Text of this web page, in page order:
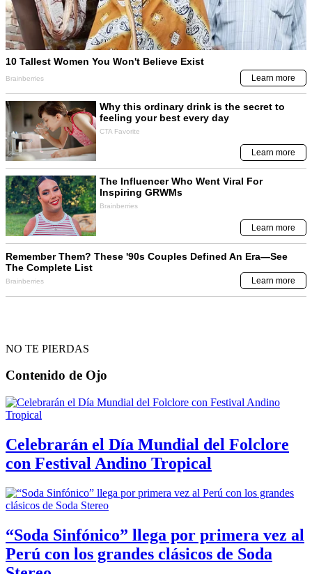
NO TE PIERDAS
Contenido de Ojo
Celebrarán el Día Mundial del Folclore
con Festival Andino Tropical
“Soda Sinfónico” llega por primera vez al
Perú con los grandes clásicos de Soda